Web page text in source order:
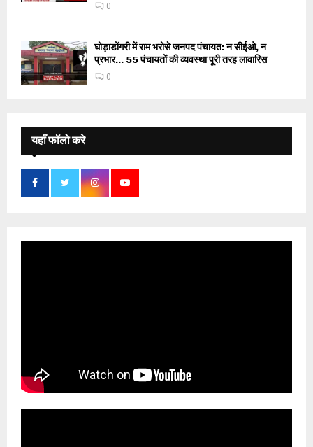
0
घोड़ाडोंगरी में राम भरोसे जनपद पंचायत: न सीईओ, न
प्रभार… 55 पंचायतों की व्यवस्था पूरी तरह लावारिस
0
यहाँ फॉलो करे